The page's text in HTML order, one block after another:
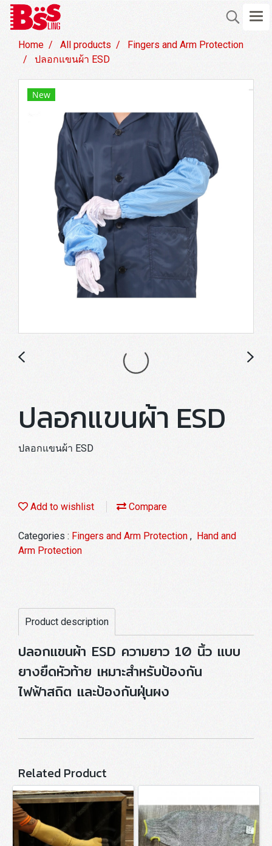
Home All products
Fingers and Arm Protection
ปลอกแขนผ้า ESD
New
ปลอกแขนผ้า ESD
ปลอกแขนผ้า ESD
Add to wishlist Compare
Categories : Fingers and Arm Protection , Hand and
Arm Protection
Product description
ปลอกแขนผ้า ESD ความยาว 10 นิ้ว แบบ
ยางยืดหัวท้าย เหมาะสำหรับป้องกัน
ไฟฟ้าสถิต และป้องกันฝุ่นผง
Related Product